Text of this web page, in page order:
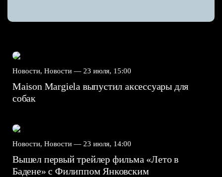
Новости, Новости — 23 июля, 15:00
Maison Margiela выпустил аксессуары для
собак
Новости, Новости — 23 июля, 14:00
Вышел первый трейлер фильма «Лето в
Бадене» с Филиппом Янковским